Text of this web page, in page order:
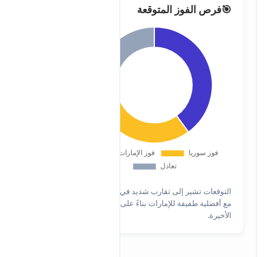
🎯فرص الفوز المتوقعة
التوقعات تشير إلى تقارب شديد في المستوى،
مع أفضلية طفيفة للإمارات بناءً على النتائج
الأخيرة.